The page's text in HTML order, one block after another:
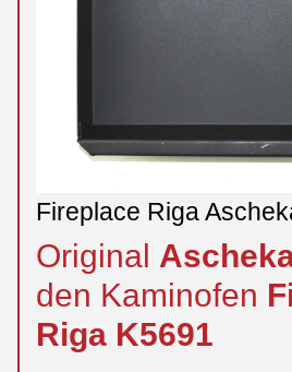
Fireplace Riga
Original
den Kaminofen
Riga K5691